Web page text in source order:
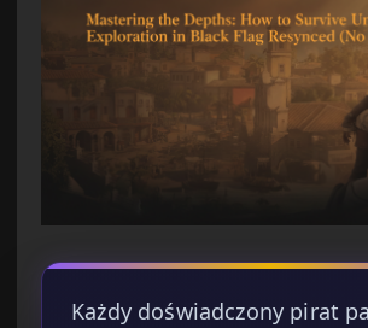
Każdy doświadczony pirat